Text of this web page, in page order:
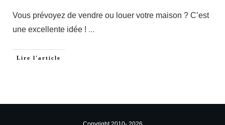
Vous prévoyez de vendre ou louer votre maison ? C’est
une excellente idée ! ...
Lire l'article